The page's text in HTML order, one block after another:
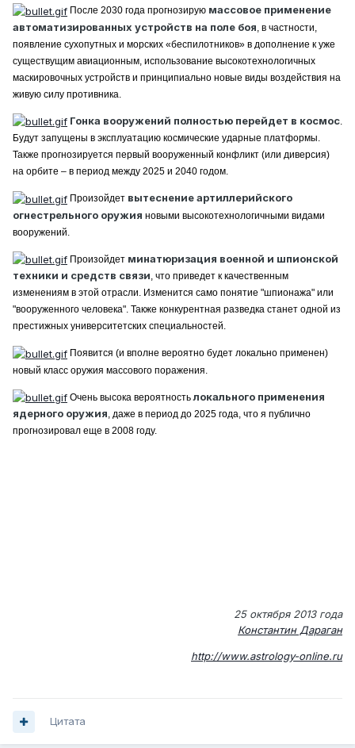
После 2030 года прогнозирую массовое применение
автоматизированных устройств на поле боя, в частности,
появление сухопутных и морских «беспилотников» в дополнение к уже
существущим авиационным, использование высокотехнологичных
маскировочных устройств и принципиально новые виды воздействия на
живую силу противника.
Гонка вооружений полностью перейдет в космос.
Будут запущены в эксплуатацию космические ударные платформы.
Также прогнозируется первый вооруженный конфликт (или диверсия)
на орбите – в период между 2025 и 2040 годом.
Произойдет вытеснение артиллерийского
огнестрельного оружия новыми высокотехнологичными видами
вооружений.
Произойдет минатюризация военной и шпионской
техники и средств связи, что приведет к качественным
изменениям в этой отрасли. Изменится само понятие "шпионажа" или
"вооруженного человека". Также конкурентная разведка станет одной из
престижных университетских специальностей.
Появится (и вполне вероятно будет локально применен)
новый класс оружия массового поражения.
Очень высока вероятностьлокального применения
ядерного оружия, даже в период до 2025 года, что я публично
прогнозировал еще в 2008 году.
25 октября 2013 года
Константин Дараган
http://www.astrology-online.ru
Цитата